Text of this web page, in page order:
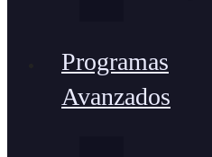
Programas
Avanzados